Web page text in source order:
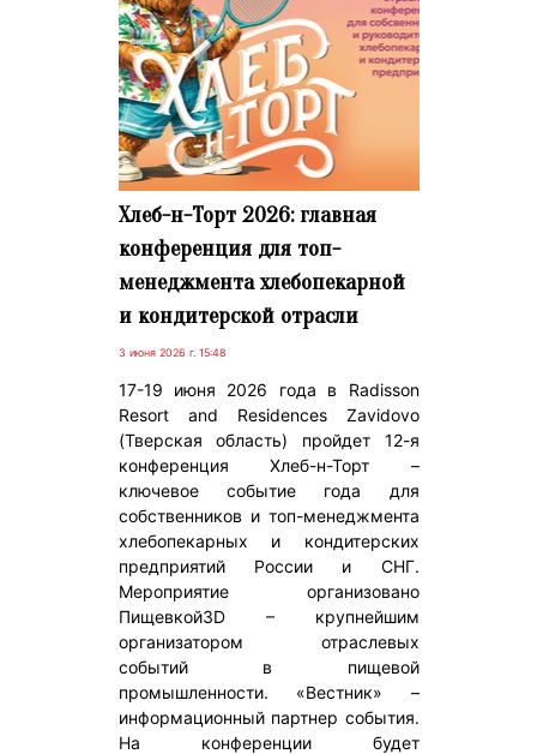
Хлеб-н-Торт 2026: главная
конференция для топ-
менеджмента хлебопекарной
и кондитерской отрасли
3 июня 2026 г. 15:48
17-19 июня 2026 года в Radisson
Resort and Residences Zavidovo
(Тверская область) пройдет 12-я
конференция Хлеб-н-Торт –
ключевое событие года для
собственников и топ-менеджмента
хлебопекарных и кондитерских
предприятий России и СНГ.
Мероприятие организовано
Пищевкой3D – крупнейшим
организатором отраслевых
событий в пищевой
промышленности. «Вестник» –
информационный партнер события.
На конференции будет